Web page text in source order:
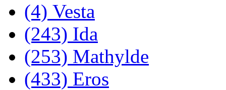
(4) Vesta
(243) Ida
(253) Mathylde
(433) Eros